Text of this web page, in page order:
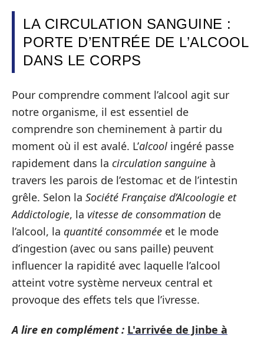
LA CIRCULATION SANGUINE :
PORTE D’ENTRÉE DE L’ALCOOL
DANS LE CORPS
Pour comprendre comment l’alcool agit sur
notre organisme, il est essentiel de
comprendre son cheminement à partir du
moment où il est avalé. L’alcool ingéré passe
rapidement dans la circulation sanguine à
travers les parois de l’estomac et de l’intestin
grêle. Selon la Société Française d’Alcoologie et
Addictologie, la vitesse de consommation de
l’alcool, la quantité consommée et le mode
d’ingestion (avec ou sans paille) peuvent
influencer la rapidité avec laquelle l’alcool
atteint votre système nerveux central et
provoque des effets tels que l’ivresse.
A lire en complément : L'arrivée de Jinbe à